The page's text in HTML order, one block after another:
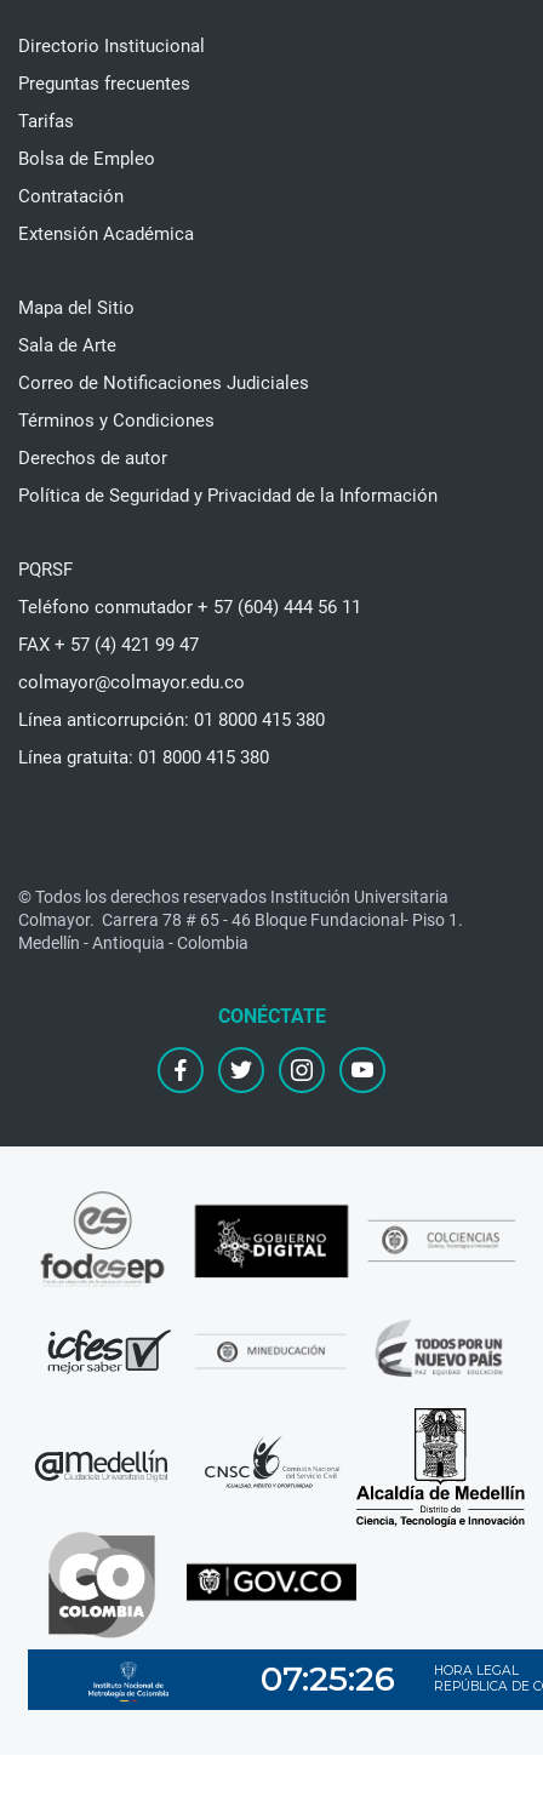
Directorio Institucional
Preguntas frecuentes
Tarifas
Bolsa de Empleo
Contratación
Extensión Académica
Mapa del Sitio
Sala de Arte
Correo de Notificaciones Judiciales
Términos y Condiciones
Derechos de autor
Política de Seguridad y Privacidad de la Información
PQRSF
Teléfono conmutador + 57 (604) 444 56 11
FAX + 57 (4) 421 99 47
colmayor@colmayor.edu.co
Línea anticorrupción: 01 8000 415 380
Línea gratuita: 01 8000 415 380
© Todos los derechos reservados Institución Universitaria
Colmayor. Carrera 78 # 65 - 46 Bloque Fundacional- Piso 1.
Medellín - Antioquia - Colombia